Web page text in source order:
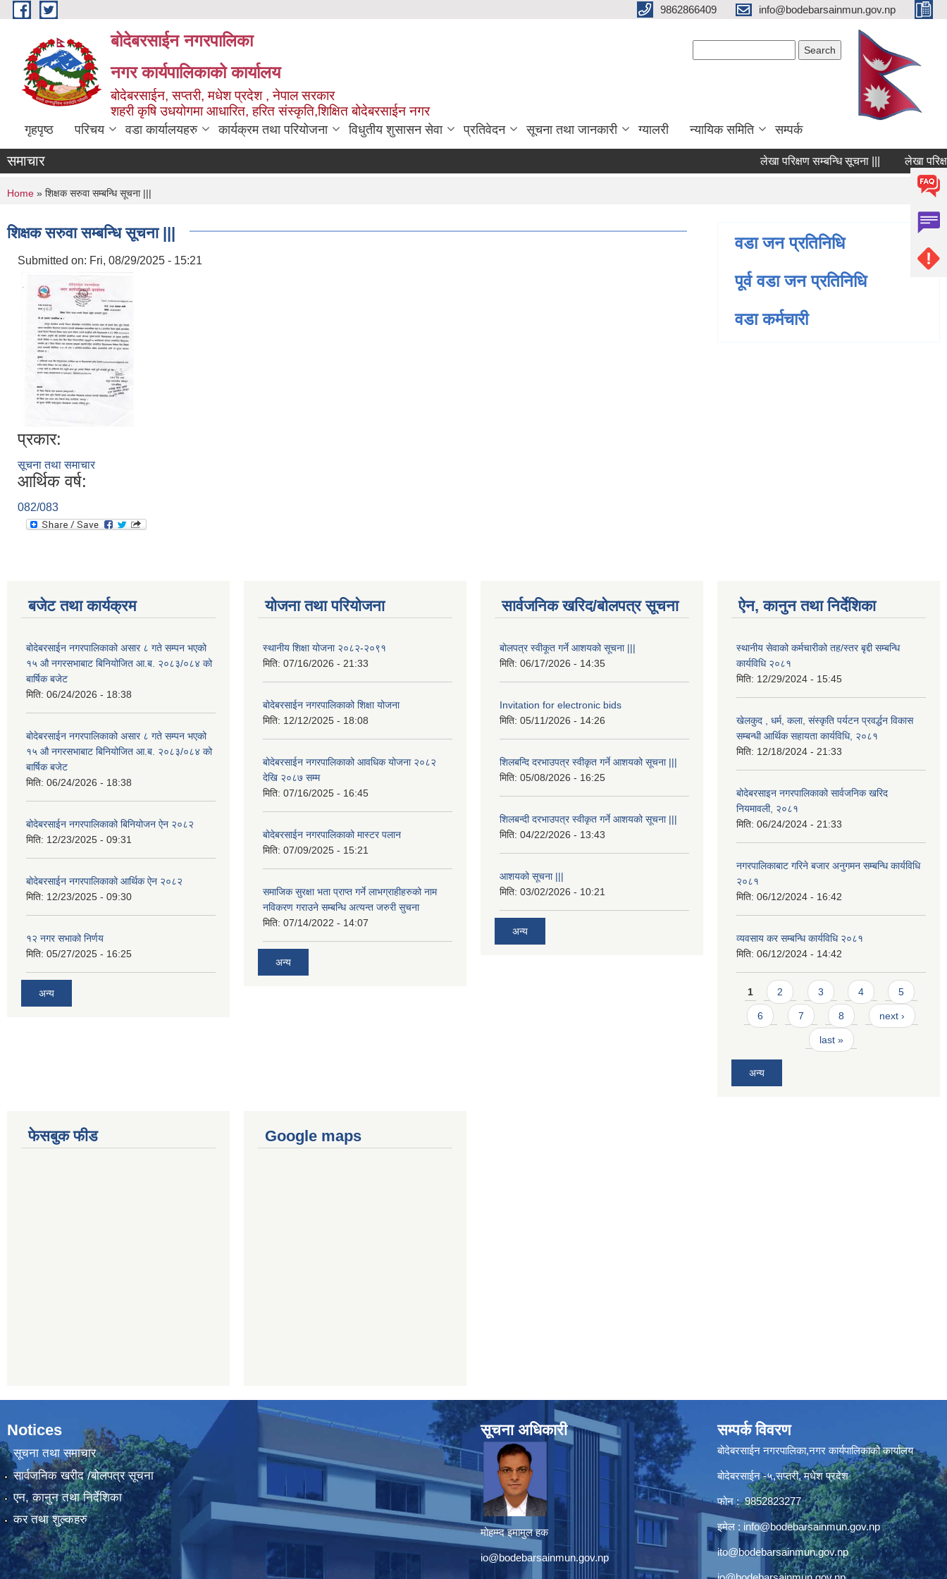
Skip to main content 9862866409 info@bodebarsainmun.gov.np
बोदेबरसाईन नगरपालिका
नगर कार्यपालिकाको कार्यालय
बोदेबरसाईन, सप्तरी, मधेश प्रदेश , नेपाल सरकार
शहरी कृषि उधयोगमा आधारित, हरित संस्कृति,शिक्षित बोदेबरसाईन नगर
गृहपृष्ठ परिचय वडा कार्यालयहरु कार्यक्रम तथा परियोजना विधुतीय शुसासन सेवा प्रतिवेदन सूचना तथा जानकारी ग्यालरी न्यायिक समिति सम्पर्क
समाचार लेखा परिक्षण सम्बन्धि सूचना ||| लेखा परिक्षण
You are here
Home » शिक्षक सरुवा सम्बन्धि सूचना |||
शिक्षक सरुवा सम्बन्धि सूचना |||
Submitted on: Fri, 08/29/2025 - 15:21
प्रकार:
सूचना तथा समाचार
आर्थिक वर्ष:
082/083
वडा जन प्रतिनिधि
पूर्व वडा जन प्रतिनिधि
वडा कर्मचारी
बजेट तथा कार्यक्रम
बोदेबरसाईन नगरपालिकाको असार ८ गते सम्पन भएको
१५ ‍‍‍औ नगरसभाबाट बिनियोजित आ.ब. २०८३/०८४ को
बार्षिक बजेट
मिति: 06/24/2026 - 18:38
बोदेबरसाईन नगरपालिकाको असार ८ गते सम्पन भएको
१५ ‍‍‍औ नगरसभाबाट बिनियोजित आ.ब. २०८३/०८४ को
बार्षिक बजेट
मिति: 06/24/2026 - 18:38
बोदेबरसाईन नगरपालिकाको बिनियोजन ऐन २०८२
मिति: 12/23/2025 - 09:31
बोदेबरसाईन नगरपालिकाको आर्थिक ऐन २०८२
मिति: 12/23/2025 - 09:30
१२ नगर सभाको निर्णय
मिति: 05/27/2025 - 16:25
अन्य
योजना तथा परियोजना
स्थानीय शिक्षा योजना २०८२-२०९१
मिति: 07/16/2026 - 21:33
बोदेबरसाईन नगरपालिकाको शिक्षा योजना
मिति: 12/12/2025 - 18:08
बोदेबरसाईन नगरपालिकाको आवधिक योजना २०८२
देखि २०८७ सम्म
मिति: 07/16/2025 - 16:45
बोदेबरसाईन नगरपालिकाको मास्टर पलान
मिति: 07/09/2025 - 15:21
समाजिक सुरक्षा भता प्राप्त गर्ने लाभग्राहीहरुको नाम
नविकरण गराउने सम्बन्धि अत्यन्त जरुरी सुचना
मिति: 07/14/2022 - 14:07
अन्य
सार्वजनिक खरिद/बोलपत्र सूचना
बोलपत्र स्वीकूत गर्ने आशयको सूचना |||
मिति: 06/17/2026 - 14:35
Invitation for electronic bids
मिति: 05/11/2026 - 14:26
शिलबन्दि दरभाउपत्र स्वीकृत गर्ने आशयको सूचना |||
मिति: 05/08/2026 - 16:25
शिलबन्दी दरभाउपत्र स्वीकृत गर्ने आशयको सूचना |||
मिति: 04/22/2026 - 13:43
आशयको सूचना |||
मिति: 03/02/2026 - 10:21
अन्य
ऐन, कानुन तथा निर्देशिका
स्थानीय सेवाको कर्मचारीको तह/स्तर बृद्दी सम्बन्धि
कार्यविधि २०८१
मिति: 12/29/2024 - 15:45
खेलकुद , धर्म, कला, संस्कृति पर्यटन प्रवर्द्धन विकास
सम्बन्धी आर्थिक सहायता कार्यविधि, २०८१
मिति: 12/18/2024 - 21:33
बोदेबरसाइन नगरपालिकाको सार्वजनिक खरिद
नियमावली, २०८१
मिति: 06/24/2024 - 21:33
नगरपालिकाबाट गरिने बजार अनुगमन सम्बन्धि कार्यविधि
२०८१
मिति: 06/12/2024 - 16:42
व्यवसाय कर सम्बन्धि कार्यविधि २०८१
मिति: 06/12/2024 - 14:42
Pages
1 2 3 4 5
6 7 8 next ›
last »
अन्य
फेसबुक फीड Google maps
Notices
सूचना तथा समाचार
सार्वजनिक खरीद /बोलपत्र सूचना
एन, कानुन तथा निर्देशिका
कर तथा शुल्कहरु
सूचना अधिकारी
मोहम्म्द इमामुल हक
io@bodebarsainmun.gov.np
सम्पर्क विवरण
बोदेबरसाईन नगरपालिका,नगर कार्यपालिकाको कार्यालय
बोदेबरसाईन -५,सप्तरी, मधेश प्रदेश
फोन : 9852823277
इमेल : info@bodebarsainmun.gov.np
ito@bodebarsainmun.gov.np